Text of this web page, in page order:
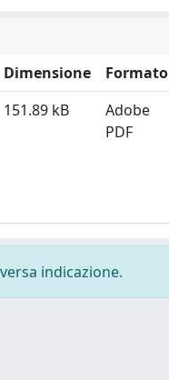
Dimensione
Formato
151.89 kB
Adobe
PDF
indicazione.